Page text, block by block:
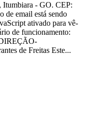
- GO. CEP:
de email está sendo
ativado para vê-
de funcionamento:
DIREÇÃO-
de Freitas Este...